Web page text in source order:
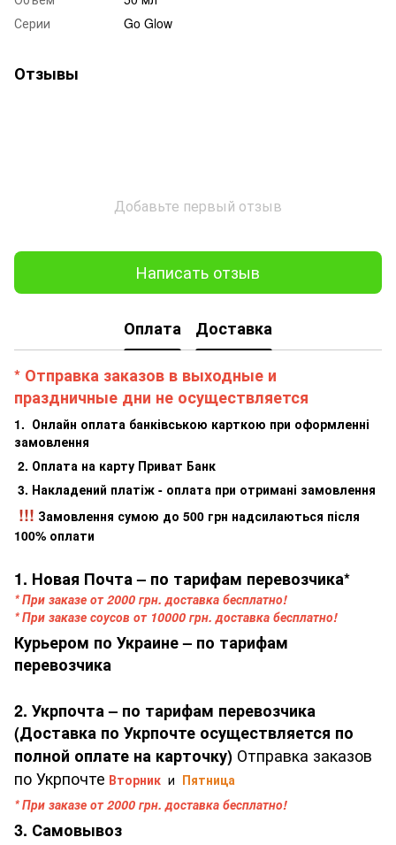
Серии
Go Glow
Отзывы
Добавьте первый отзыв
Написать отзыв
Оплата Доставка
* Отправка заказов в выходные и
праздничные дни не осуществляется
1. Онлайн оплата банківською карткою при оформленні
замовлення
2. Оплата на карту Приват Банк
3. Накладений платіж - оплата при отримані замовлення
!!! Замовлення сумою до 500 грн надсилаються після
100% оплати
1. Новая Почта – по тарифам перевозчика*
* При заказе от 2000 грн. доставка бесплатно!
* При заказе соусов от 10000 грн. доставка бесплатно!
Курьером по Украине – по тарифам
перевозчика
2. Укрпочта – по тарифам перевозчика
(Доставка по Укрпочте осуществляется по
полной оплате на карточку) Отправка заказов
по Укрпочте Вторник и Пятница
* При заказе от 2000 грн. доставка бесплатно!
3. Самовывоз